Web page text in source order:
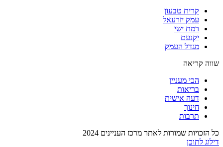
קרית טבעון
עמק יזרעאל
רמת ישי
יקנעם
מגדל העמק
שווה קריאה
הכי מעניין
בריאות
דעה אישית
חינוך
תרבות
כל הזכויות שמורות לאתר מרכז העניינים 2024
דילוג לתוכן